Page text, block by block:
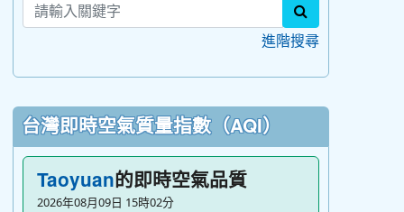
進階搜尋
台灣即時空氣質量指數（AQI）
Taoyuan的即時空氣品質
2026年08月09日 15時02分